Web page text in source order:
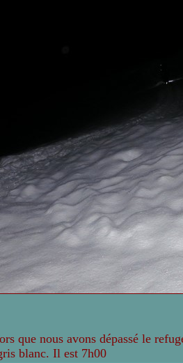
que nous avons dépassé le
blanc. Il est 7h00